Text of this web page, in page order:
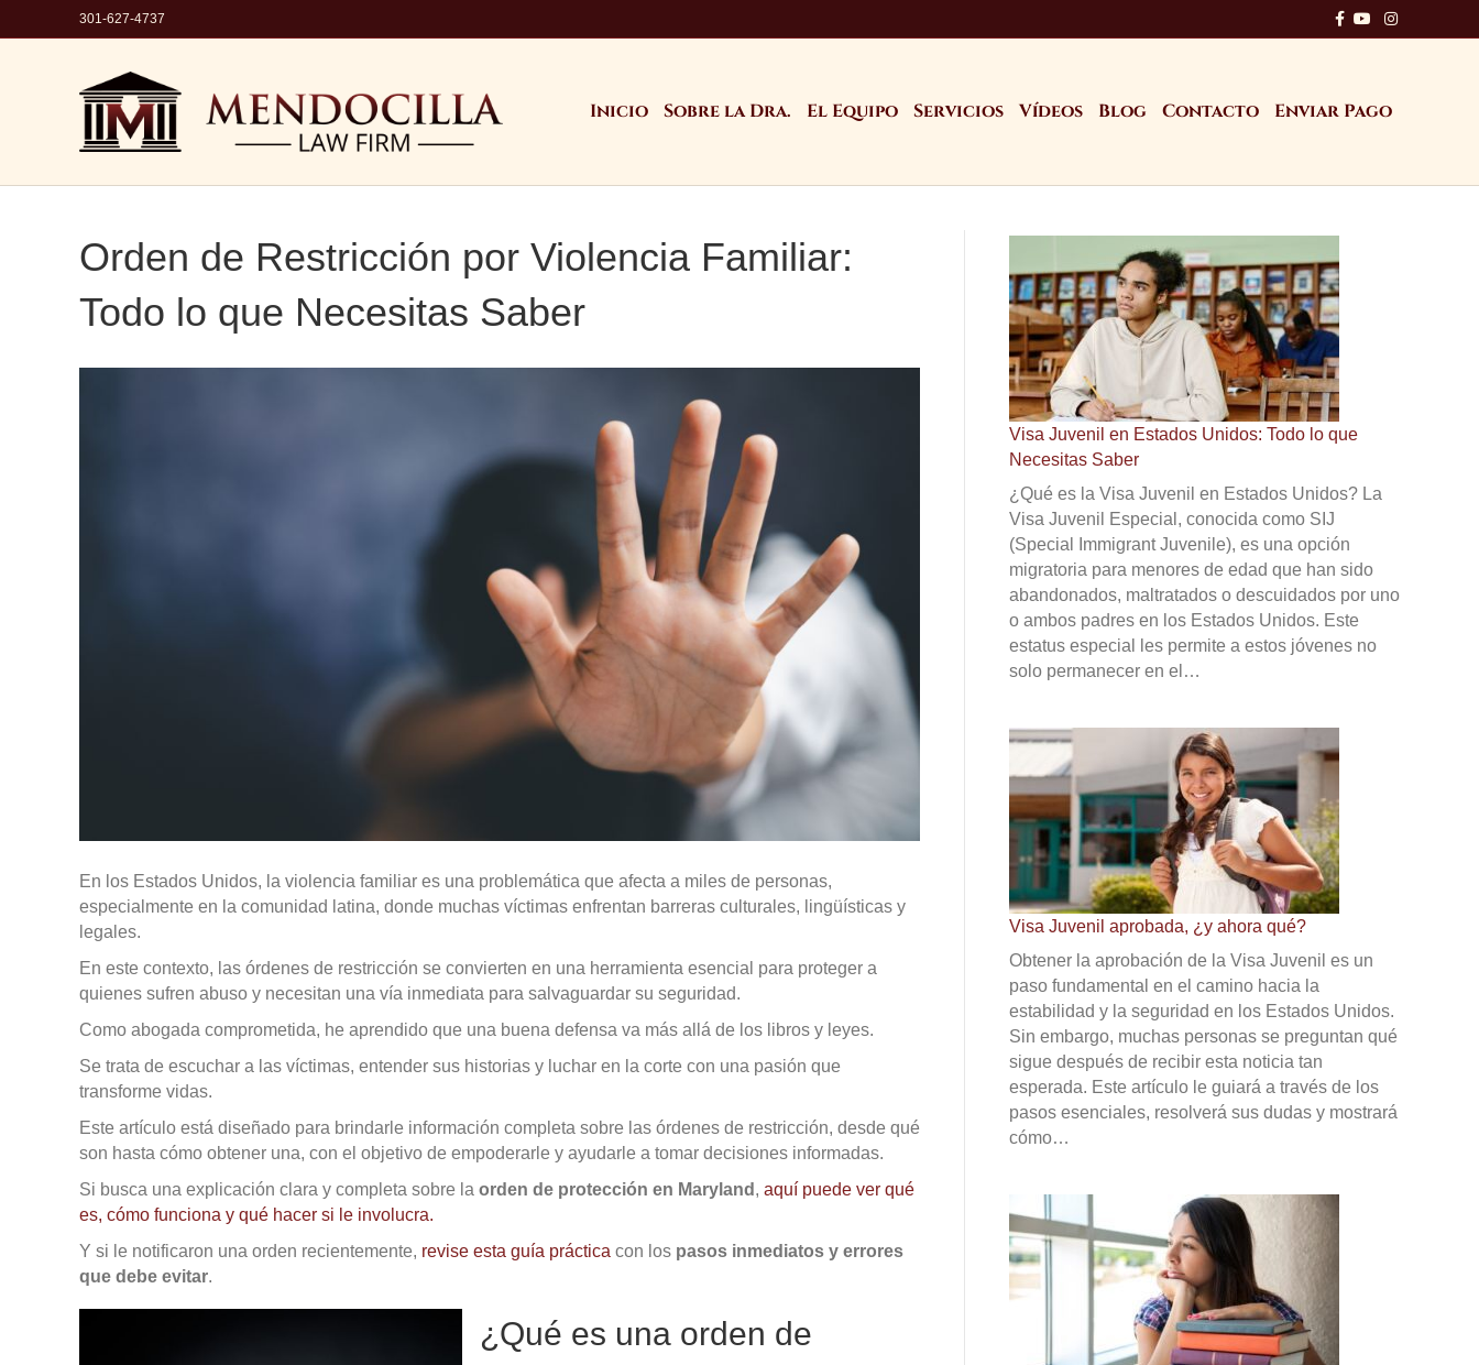
301-627-4737 Facebook
YoutubeInstagram
Inicio Sobre la Dra. El Equipo Servicios Vídeos Blog Contacto Enviar Pago
Orden de Restricción por Violencia Familiar:
Todo lo que Necesitas Saber
En los Estados Unidos, la violencia familiar es una problemática que afecta a miles de personas,
especialmente en la comunidad latina, donde muchas víctimas enfrentan barreras culturales, lingüísticas y
legales.
En este contexto, las órdenes de restricción se convierten en una herramienta esencial para proteger a
quienes sufren abuso y necesitan una vía inmediata para salvaguardar su seguridad.
Como abogada comprometida, he aprendido que una buena defensa va más allá de los libros y leyes.
Se trata de escuchar a las víctimas, entender sus historias y luchar en la corte con una pasión que
transforme vidas.
Este artículo está diseñado para brindarle información completa sobre las órdenes de restricción, desde qué
son hasta cómo obtener una, con el objetivo de empoderarle y ayudarle a tomar decisiones informadas.
Si busca una explicación clara y completa sobre la orden de protección en Maryland , aquí puede ver qué
es, cómo funciona y qué hacer si le involucra.
Y si le notificaron una orden recientemente, revise esta guía práctica con los pasos inmediatos y errores
que debe evitar.
¿Qué es una orden de
Visa Juvenil en Estados Unidos: Todo lo que
Necesitas Saber
¿Qué es la Visa Juvenil en Estados Unidos? La
Visa Juvenil Especial, conocida como SIJ
(Special Immigrant Juvenile), es una opción
migratoria para menores de edad que han sido
abandonados, maltratados o descuidados por uno
o ambos padres en los Estados Unidos. Este
estatus especial les permite a estos jóvenes no
solo permanecer en el…
Visa Juvenil aprobada, ¿y ahora qué?
Obtener la aprobación de la Visa Juvenil es un
paso fundamental en el camino hacia la
estabilidad y la seguridad en los Estados Unidos.
Sin embargo, muchas personas se preguntan qué
sigue después de recibir esta noticia tan
esperada. Este artículo le guiará a través de los
pasos esenciales, resolverá sus dudas y mostrará
cómo…